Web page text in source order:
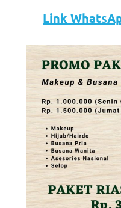
Discount
replica
watches.
click
watches.
Link